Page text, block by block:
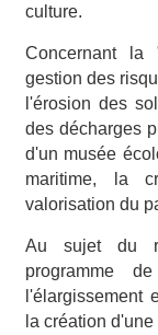
culture.
Concernant la
gestion des
l'érosion des
des décharges
d'un musée
maritime, la
valorisation du
Au sujet du
programme
l'élargissement
la création